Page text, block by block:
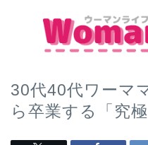
30代40代ワーマ
ら卒業する「究